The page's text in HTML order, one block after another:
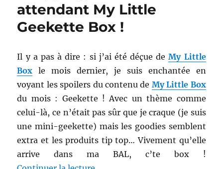
:
Avril
2013
attendant My Little
Geekette Box !
Il y a pas à dire : si j’ai été déçue deMy Little
Box le mois dernier, je suis enchantée en
voyant les spoilers du contenu de My Little Box
du mois : Geekette ! Avec un thème comme
celui-là, ce n’était pas sûr que je craque (je suis
une mini-geekette) mais les goodies semblent
extra et les produits tip top… Vivement qu’elle
arrive dans ma BAL, c’te box !